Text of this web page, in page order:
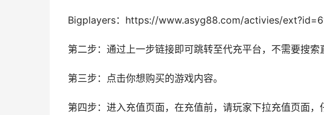
Bigplayers：https://www.asyg88.com/activies/
第二步：通过上一步链接即可跳转至代充平台，不需要搜索
第三步：点击你想购买的游戏内容。
第四步：进入充值页面，在充值前，请玩家下拉充值页面